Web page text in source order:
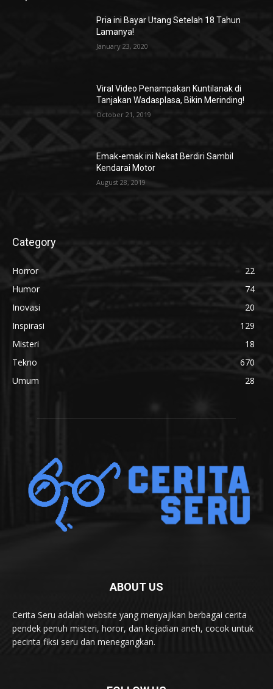
Pria ini Bayar Utang Setelah 18 Tahun
Lamanya!
January 23, 2020
Viral Video Penampakan Kuntilanak di
Tanjakan Wadasplasa, Bikin Merinding!
October 21, 2019
Emak-emak ini Nekat Berdiri Sambil
Kendarai Motor
August 28, 2019
Category
Horror
22
Humor
74
Inovasi
20
Inspirasi
129
Misteri
18
Tekno
670
Umum
28
ABOUT US
Cerita Seru adalah website yang menyajikan berbagai cerita
pendek penuh misteri, horor, dan kejadian aneh, cocok untuk
pecinta fiksi seru dan menegangkan.